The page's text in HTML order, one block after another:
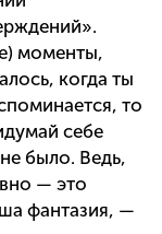
моменты,
когда ты
то
себе
было. Ведь,
— это
фантазия, —